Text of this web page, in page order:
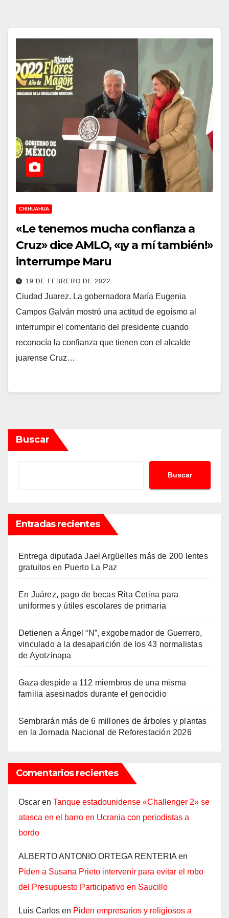
CHIHUAHUA
«Le tenemos mucha confianza a
Cruz» dice AMLO, «¡y a mí también!»
interrumpe Maru
19 DE FEBRERO DE 2022
Ciudad Juarez. La gobernadora María Eugenia
Campos Galván mostró una actitud de egoísmo al
interrumpir el comentario del presidente cuando
reconocía la confianza que tienen con el alcalde
juarense Cruz…
Buscar
Buscar
Entradas recientes
Entrega diputada Jael Argüelles más de 200 lentes
gratuitos en Puerto La Paz
En Juárez, pago de becas Rita Cetina para
uniformes y útiles escolares de primaria
Detienen a Ángel “N”, exgobernador de Guerrero,
vinculado a la desaparición de los 43 normalistas
de Ayotzinapa
Gaza despide a 112 miembros de una misma
familia asesinados durante el genocidio
Sembrarán más de 6 millones de árboles y plantas
en la Jornada Nacional de Reforestación 2026
Comentarios recientes
Oscar en Tanque estadounidense «Challenger 2» se
atasca en el barro en Ucrania con periodistas a
bordo
ALBERTO ANTONIO ORTEGA RENTERIA en
Piden a Susana Prieto intervenir para evitar el robo
del Presupuesto Participativo en Saucillo
Luis Carlos en Piden empresarios y religiosos a